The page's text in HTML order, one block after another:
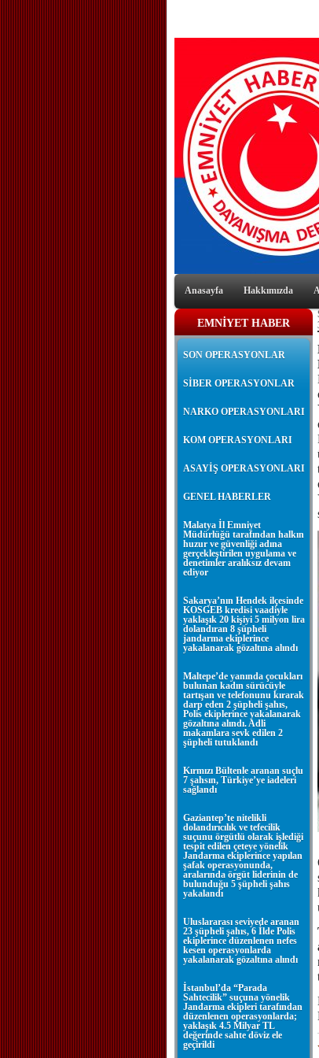
Anasayfa Hakkımızda
EMNİYET HABER
SON OPERASYONLAR
SİBER OPERASYONLAR
NARKO OPERASYONLARI
KOM OPERASYONLARI
ASAYİŞ OPERASYONLARI
GENEL HABERLER
Malatya İl Emniyet
Müdürlüğü tarafından halkın
huzur ve güvenliği adına
gerçekleştirilen uygulama ve
denetimler aralıksız devam
ediyor
Sakarya’nın Hendek ilçesinde
KOSGEB kredisi vaadiyle
yaklaşık 20 kişiyi 5 milyon lira
dolandıran 8 şüpheli
jandarma ekiplerince
yakalanarak gözaltına alındı
Maltepe’de yanında çocukları
bulunan kadın sürücüyle
tartışan ve telefonunu kırarak
darp eden 2 şüpheli şahıs,
Polis ekiplerince yakalanarak
gözaltına alındı. Adli
makamlara sevk edilen 2
şüpheli tutuklandı
Kırmızı Bültenle aranan suçlu
7 şahsın, Türkiye’ye iadeleri
sağlandı
Gaziantep’te nitelikli
dolandırıcılık ve tefecilik
suçunu örgütlü olarak işlediği
tespit edilen çeteye yönelik
Jandarma ekiplerince yapılan
şafak operasyonunda,
aralarında örgüt liderinin de
bulunduğu 5 şüpheli şahıs
yakalandı
Uluslararası seviyede aranan
23 şüpheli şahıs, 6 İlde Polis
ekiplerince düzenlenen nefes
kesen operasyonlarda
yakalanarak gözaltına alındı
İstanbul’da “Parada
Sahtecilik” suçuna yönelik
Jandarma ekipleri tarafından
düzenlenen operasyonlarda;
yaklaşık 4.5 Milyar TL
değerinde sahte döviz ele
geçirildi